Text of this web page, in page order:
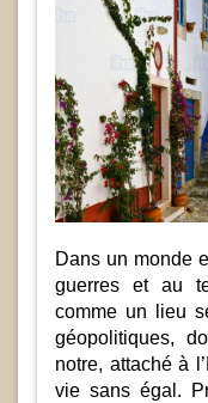
Dans un monde
guerres et au
comme un lieu
géopolitiques,
notre, attaché à
vie sans égal.